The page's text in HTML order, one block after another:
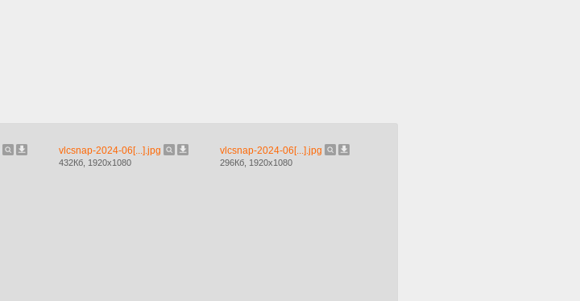
vlcsnap-2024-06[...].jpg
432Кб, 1920x1080
vlcsnap-2024-06[...].jpg
296Кб, 1920x1080